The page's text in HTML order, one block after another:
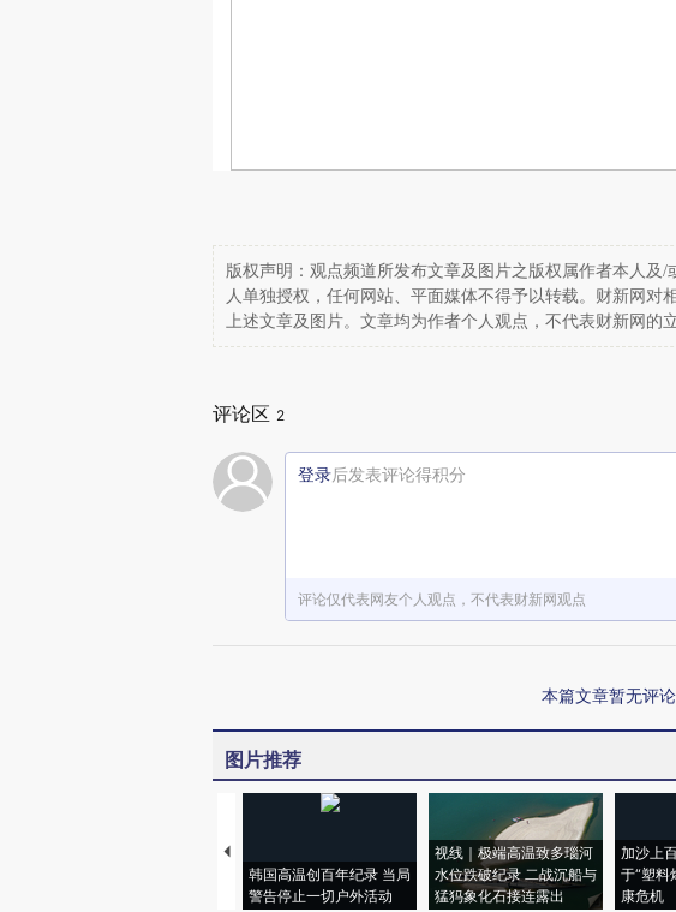
版权声明：观点频道所发布文章及图片之版权属作者本人及/
人单独授权，任何网站、平面媒体不得予以转载。财新网对
上述文章及图片。文章均为作者个人观点，不代表财新网的
评论区 2
登录后发表评论得积分
评论仅代表网友个人观点，不代表财新网观点
本篇文章暂无评论
图片推荐
韩国高温创百年纪录 当局
警告停止一切户外活动
视线｜极端高温致多瑙河
水位跌破纪录 二战沉船与
猛犸象化石接连露出
加沙上
于“塑料
康危机